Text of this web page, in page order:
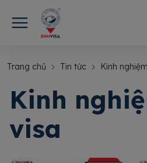
Trang chủ Tin tức Kinh
Kinh
visa